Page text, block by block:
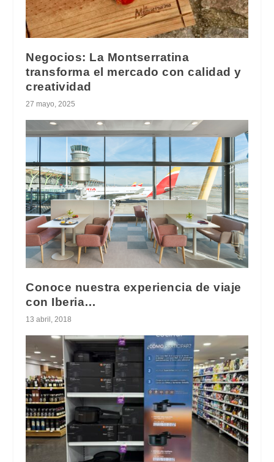
Negocios: La Montserratina
transforma el mercado con calidad y
creatividad
27 mayo, 2025
Conoce nuestra experiencia de viaje
con Iberia…
13 abril, 2018